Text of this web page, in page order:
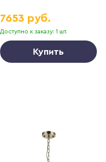
Доступно к заказу: 1 шт.
7653 руб.
Купить